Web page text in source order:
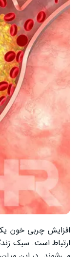
افزایش چربی خون
ارتباط است. سبک